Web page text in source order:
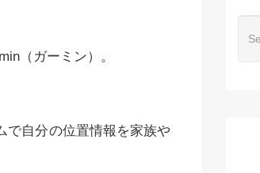
（ガーミン）。
で自分の位置情報を家族や